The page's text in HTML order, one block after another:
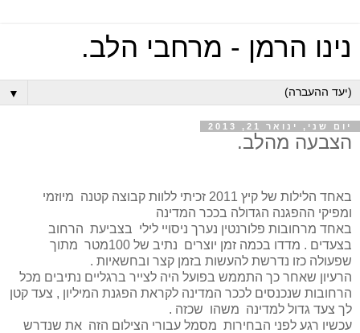
נינו הרמן - מרחבי הלב.
▼
יום שני, ינואר 21, 2013
הצבעה מהלב.
באחד הלילות של קיץ 2011 זכיתי ללוות קבוצה קטנה מיוזמי
ומפיקי ההפגנה הגדולה בככר המדינה
באחד מרחובות פלורנטין נערך ניסויי לילי בצביעת הרחוב
בצעדים . מדדו בכמה זמן יוצרים נתיב של 100מטר מתוך
שפעולה כזו נדרשת להעשות בזמן קצר ובחשאיות .
הרעיון שאחר כך התממש בפועל היה לצייר ברגליים נתיבים מכל
הרחובות שנכנסים לככר המדינה לקראת הפגנת המיליון , צעד קטן
לך צעד גדול למדינה משהו שכזה .
עכשיו רגע לפני הבחירות מסמל עבורי הצילום הזה את שנדרש